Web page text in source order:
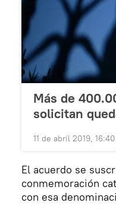
Más de
solicitan
11 de abril 2019,
El acuerdo se
conmemoración
con esa